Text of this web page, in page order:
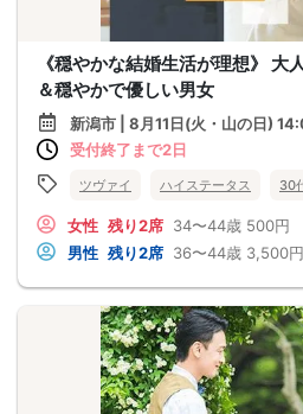
《穏やかな結婚生活が理想》 大
＆穏やかで優しい男女
新潟市 | 8月11日(火・山の日)
受付終了まで2日
ツヴァイ ハイステータス 30
女性 残り2席 34〜44歳 500円
男性 残り2席 36〜44歳 3,500円